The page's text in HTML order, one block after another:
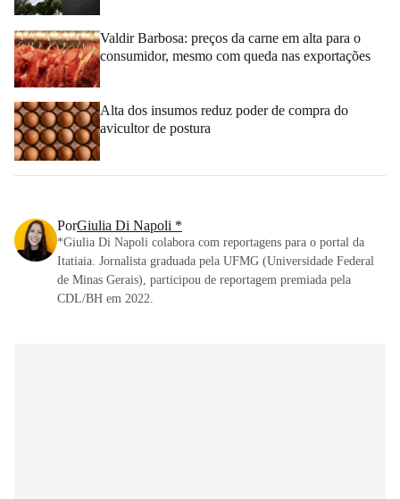
Valdir Barbosa: preços da carne em alta para o
consumidor, mesmo com queda nas exportações
Alta dos insumos reduz poder de compra do
avicultor de postura
PorGiulia Di Napoli *
*Giulia Di Napoli colabora com reportagens para o portal da
Itatiaia. Jornalista graduada pela UFMG (Universidade Federal
de Minas Gerais), participou de reportagem premiada pela
CDL/BH em 2022.